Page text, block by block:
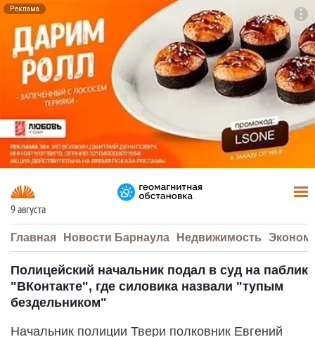
Реклама
9 августа
Главная Новости Барнаула Недвижимость
Полицейский начальник подал в суд на паблик
"ВКонтакте", где силовика назвали "тупым
бездельником"
Начальник полиции Твери полковник Евгений